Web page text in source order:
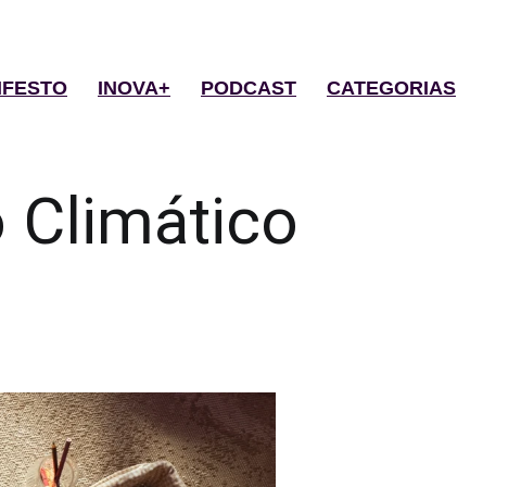
INOVA+ PODCAST CATEGORIAS
Climático